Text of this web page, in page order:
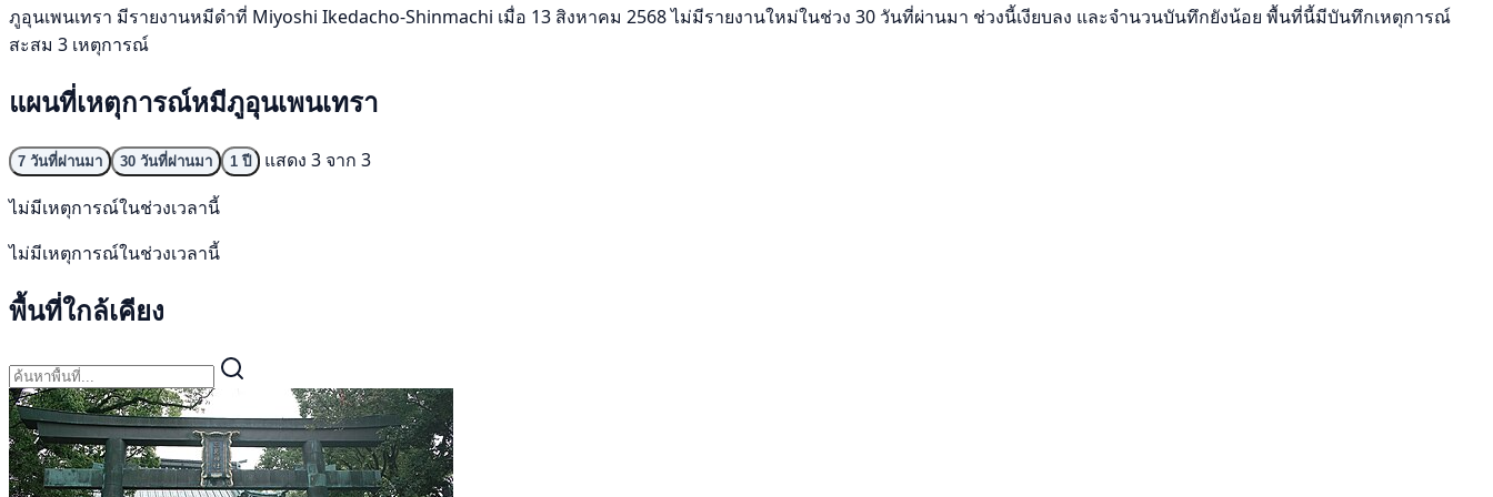
ภูอุนเพนเทรา มีรายงานหมีดำที่ Miyoshi Ikedacho-Shinmachi เมื่อ 13 สิงหาคม 2568 ไม่มีรายงานใหม่ในช่วง 30 วันที่ผ่านมา ช่วงนี้เงียบลง และจำนวนบันทึกยังน้อย พื้นที่นี้มีบันทึกเหตุการณ์
สะสม 3 เหตุการณ์
แผนที่เหตุการณ์หมีภูอุนเพนเทรา
7 วันที่ผ่านมา 30 วันที่ผ่านมา 1 ปี
แสดง 3 จาก 3
ไม่มีเหตุการณ์ในช่วงเวลานี้
ไม่มีเหตุการณ์ในช่วงเวลานี้
พื้นที่ใกล้เคียง